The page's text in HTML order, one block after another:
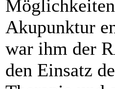
Akupunktur
war ihm der
den Einsatz